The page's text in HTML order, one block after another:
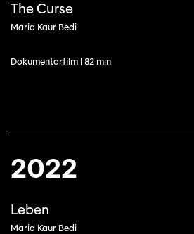
The Curse
Maria Kaur Bedi
Dokumentarfilm | 82 min
2022
Leben
Maria Kaur Bedi